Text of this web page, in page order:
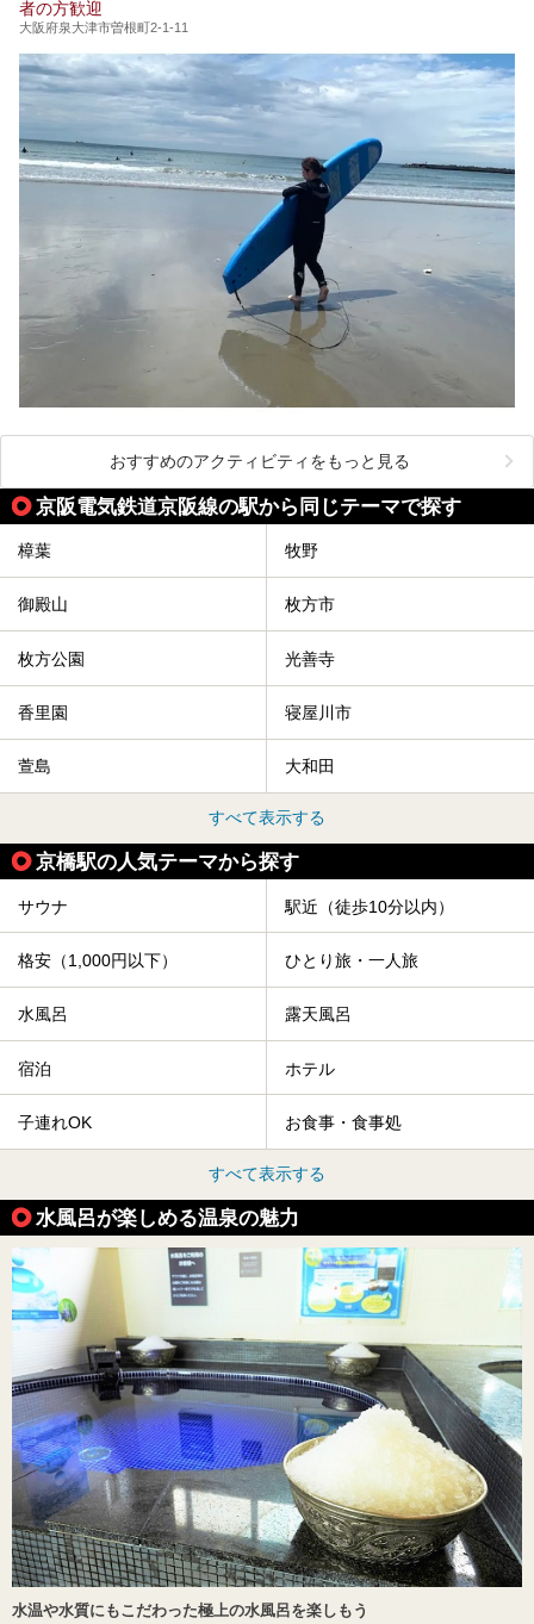
者の方歓迎
大阪府泉大津市曽根町2-1-11
おすすめのアクティビティをもっと見る
京阪電気鉄道京阪線の駅から同じテーマで探す
樟葉 牧野
御殿山 枚方市
枚方公園 光善寺
香里園 寝屋川市
萱島 大和田
すべて表示する
京橋駅の人気テーマから探す
サウナ 駅近（徒歩10分以内）
格安（1,000円以下） ひとり旅・一人旅
水風呂 露天風呂
宿泊 ホテル
子連れOK お食事・食事処
すべて表示する
水風呂が楽しめる温泉の魅力
水温や水質にもこだわった極上の水風呂を楽しもう